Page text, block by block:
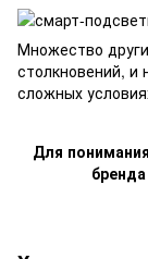
Множество
столкновений, и
сложных
Для